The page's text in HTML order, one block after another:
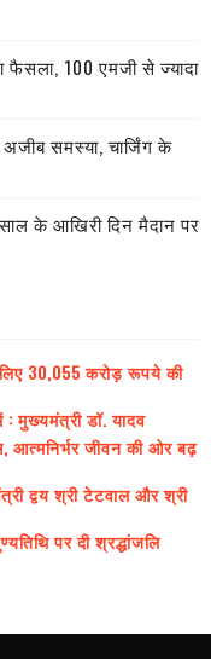
100 एमजी से ज्यादा
समस्या, चार्जिंग के
के आखिरी दिन मैदान पर
30,055 करोड़ रूपये की
: मुख्यमंत्री डॉ. यादव
आत्मनिर्भर जीवन की ओर बढ़
द्वय श्री टेटवाल और श्री
पर दी श्रद्धांजलि